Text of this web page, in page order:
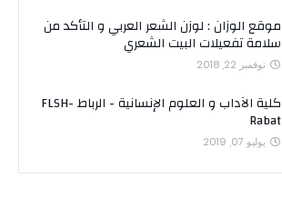
موقع الوزان : لوزن الشعر العربي و التأكد من
سلامة تفعيلات البيت الشعري
نوفمبر 22, 2018
كلية الآداب و العلوم الإنسانية - الرباط FLSH-
Rabat
يوليو 07, 2019